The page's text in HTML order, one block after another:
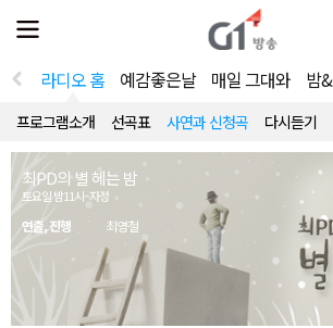
전
체
뉴
열
라디오 홈 예감좋은날 매일 그대와 밤&
프로그램소개 선곡표 사연과 신청곡 다시듣기
최PD의 별 헤는 밤
토요일 밤11시~자정
연출, 진행 최영철